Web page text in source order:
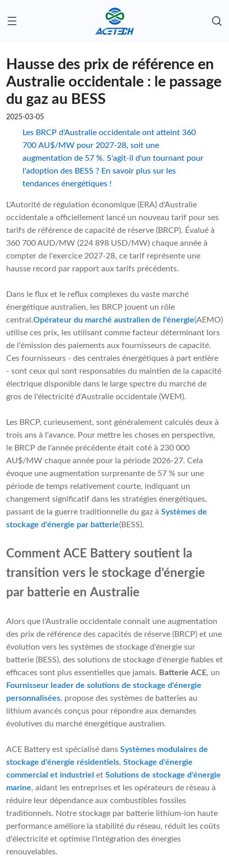
Hausse des prix de référence en
Australie occidentale : le passage
du gaz au BESS
2025-03-05
Les BRCP d'Australie occidentale ont atteint 360
700 AU$/MW pour 2027-28, soit une
augmentation de 57 %. S'agit-il d'un tournant pour
l'adoption des BESS ? En savoir plus sur les
tendances énergétiques !
L'Autorité de régulation économique (ERA) d'Australie
occidentale a officiellement lancé un nouveau tarif pour ses
tarifs de référence de capacité de réserve (BRCP). Évalué à
360 700 AUD/MW (224 898 USD/MW) chaque année à
compter de l'exercice 2027-28, ce tarif représente une
hausse record par rapport aux tarifs précédents.
Dans le flux et le reflux complexes du vaste marché
énergétique australien, les BRCP jouent un rôle
central.Opérateur du marché australien de l'énergie(AEMO)
utilise ces prix, les utilisant comme facteur déterminant lors
de l'émission des paiements aux fournisseurs de capacité.
Ces fournisseurs - des centrales énergétiques à part entière
- sont ceux qui sont responsables du maintien de la capacité
électrique disponible dans le large spectre du marché de
gros de l'électricité d'Australie occidentale (WEM).
Les BRCP, curieusement, sont généralement calculés deux à
trois ans à l'avance. Pour mettre les choses en perspective,
le BRCP de l'année précédente était coté à 230 000
AU$/MW chaque année pour la période 2026-27. Cela
évoque une augmentation surprenante de 57 % sur une
période de temps relativement courte, indiquant un
changement significatif dans les stratégies énergétiques,
passant de la guerre traditionnelle du gaz à Systèmes de
stockage d'énergie par batterie(BESS).
Comment ACE Battery soutient la
transition vers le stockage d'énergie
par batterie en Australie
Alors que l'Australie occidentale connaît une augmentation
des prix de référence des capacités de réserve (BRCP) et une
évolution vers les systèmes de stockage d'énergie sur
batterie (BESS), des solutions de stockage d'énergie fiables et
efficaces sont plus essentielles que jamais. Batterie ACE, un
Fournisseur leader de solutions de stockage d'énergie
personnalisées, propose des systèmes de batteries au
lithium avancés conçus pour répondre aux demandes
évolutives du marché énergétique australien.
ACE Battery est spécialisé dans Systèmes modulaires de
stockage d'énergie résidentiels, Stockage d'énergie
commercial et industriel et Solutions de stockage d'énergie
marine, aidant les entreprises et les opérateurs de réseau à
réduire leur dépendance aux combustibles fossiles
traditionnels. Notre stockage par batterie lithium-ion haute
performance améliore la stabilité du réseau, réduit les coûts
d'électricité et optimise l'intégration des énergies
renouvelables.